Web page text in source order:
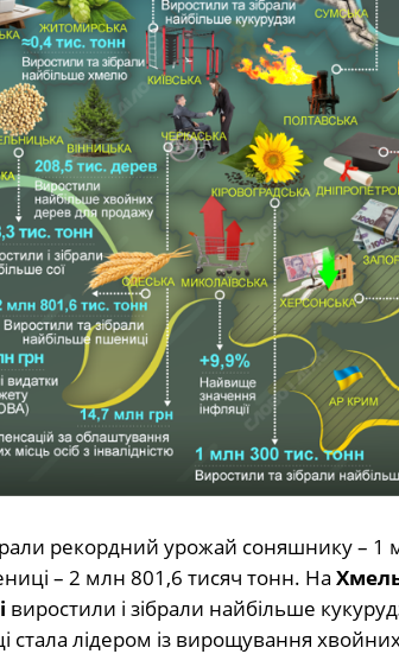
рекордний урожай соняшнику – 1
– 2 млн 801,6 тисяч тонн. На
виростили і зібрали найбільше
стала лідером із вирощування